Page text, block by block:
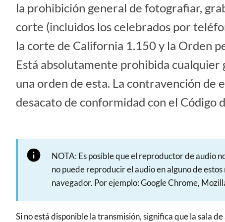
la prohibición general de fotografiar,
corte (incluidos los celebrados por
la corte de California 1.150 y la Orden
Está absolutamente prohibida cualquier
una orden de esta. La contravención de
desacato de conformidad con el
NOTA: Es posible que el reproductor de audio
no puede reproducir el audio en alguno de
navegador. Por ejemplo: Google Chrome,
Si no está disponible la transmisión, significa que la sala